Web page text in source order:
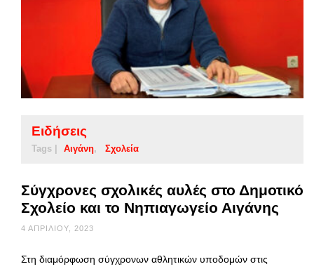
Ειδήσεις
Tags | Αιγάνη Σχολεία
Σύγχρονες σχολικές αυλές στο Δημοτικό
Σχολείο και το Νηπιαγωγείο Αιγάνης
4 ΑΠΡΙΛΊΟΥ, 2023
Στη διαμόρφωση σύγχρονων αθλητικών υποδομών στις